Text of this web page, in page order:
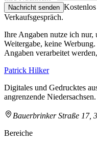
Nachricht senden
Verkaufsgespräch.
Ihre Angaben nutze ich nur,
Weitergabe, keine
Angaben verarbeitet
Patrick Hilker
Digitales und Gedrucktes
angrenzende Niedersachsen.
Bauerbrinker Straße 17,
Bereiche